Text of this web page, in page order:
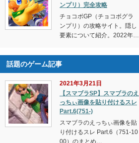
ンプリ）完全攻略
チョコボGP（チョコボグラ
ンプリ）の攻略サイト。隠し
要素について紹介。2022年…
話題のゲーム記事
2021年3月21日
【スマブラSP】スマブラのえ
っちぃ画像を貼り付けるスレ
Part.6(751-)
スマブラのえっちぃ画像を貼
り付けるスレ Part.6（751-10
00）のまとめ…